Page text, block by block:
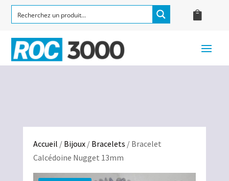
Accueil / Bijoux/ Bracelets / Bracelet
Calcédoine Nugget 13mm